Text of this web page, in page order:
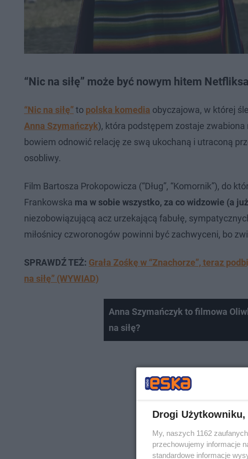
“Nic na siłę” może być nowym hitem
“Nic na siłę”to polska komedia obyczajowa, w której
Anna Szymańczyk), która podstępem zostaje
bowiem odnowić relację ze swą ukochaną i utraconą
osobliwy.
Film Bartosza Prokopowicza (“Dług”, “Komornik”), do
Frankowska ma w sobie wszystko, za co widzowie (a
niezobowiązującą acz urzekającą fabułę,
miłośnicy czworonogów powinni być zachwyceni, bo
SPRAWDŹ TEŻ: Grała Zośkę w “Znachorze”, teraz
na siłę” (WYWIAD)
Anna Szymańczyk to filmowa
na siłę?
Drogi Użytkowniku,
My, naszych 1162
przechowujemy informacje
standardowe informacje